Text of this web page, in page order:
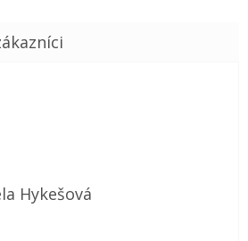
obchodu je 5 z 5 hvězdiček.
Hykešová
obchodu je 5 z 5 hvězdiček.